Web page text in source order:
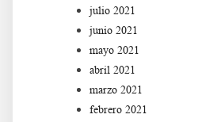
julio 2021
junio 2021
mayo 2021
abril 2021
marzo 2021
febrero 2021